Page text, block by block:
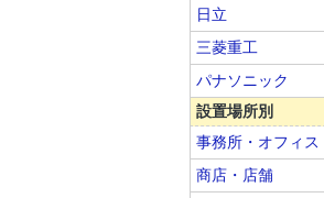
日立
三菱重工
パナソニック
設置場所別
事務所・オフィス
商店・店舗